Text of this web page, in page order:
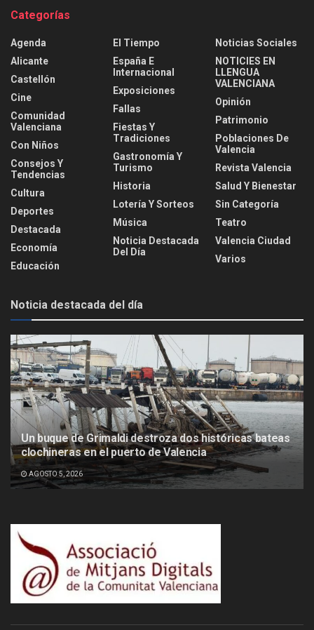
Categorías
Agenda
Alicante
Castellón
Cine
Comunidad
Valenciana
Con Niños
Consejos Y
Tendencias
Cultura
Deportes
Destacada
Economía
Educación
El Tiempo
España E
Internacional
Exposiciones
Fallas
Fiestas Y
Tradiciones
Gastronomía Y
Turismo
Historia
Lotería Y Sorteos
Música
Noticia Destacada
Del Día
Noticias Sociales
NOTICIES EN
LLENGUA
VALENCIANA
Opinión
Patrimonio
Poblaciones De
Valencia
Revista Valencia
Salud Y Bienestar
Sin Categoría
Teatro
Valencia Ciudad
Varios
Noticia destacada del día
Un buque de Grimaldi destroza dos históricas bateas
clochineras en el puerto de Valencia
AGOSTO 5, 2026